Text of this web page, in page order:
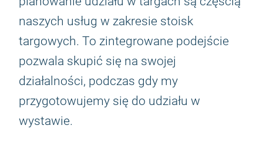
naszych usług w zakresie stoisk
targowych. To zintegrowane podejście
pozwala skupić się na swojej
działalności, podczas gdy my
przygotowujemy się do udziału w
wystawie.